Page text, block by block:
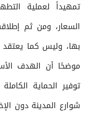
تمهيداً لعملية
السعار، ومن ثم
بها، وليس كما يعتقد
موضحًا أن الهدف
توفير الحماية
شوارع المدينة دون